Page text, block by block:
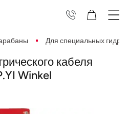
Для специальных
кабеля
Winkel